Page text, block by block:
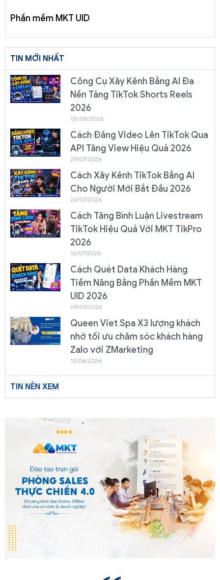
Phần mềm MKT UID
TIN MỚI NHẤT
Công Cụ Xây Kênh Bằng AI Đa
Nền Tảng TikTok Shorts Reels
2026
05/08/2026
Cách Đăng Video Lên TikTok Qua
API Tăng View Hiệu Quả 2026
29/07/2026
Cách Xây Kênh TikTok Bằng AI
Cho Người Mới Bắt Đầu 2026
22/07/2026
Cách Tăng Bình Luận Livestream
TikTok Hiệu Quả Với MKT TikPro
2026
16/07/2026
Cách Quét Data Khách Hàng
Tiềm Năng Bằng Phần Mềm MKT
UID 2026
09/07/2026
Queen Viet Spa X3 lượng khách
nhờ tối ưu chăm sóc khách hàng
Zalo với ZMarketing
12/06/2026
TIN NÊN XEM